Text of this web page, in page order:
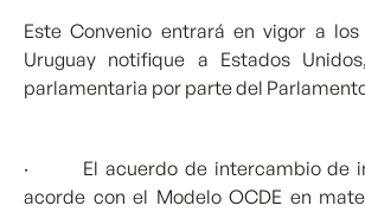
Este Convenio entrará en vigor a
Uruguay notifique a Estados
parlamentaria por parte del
· El acuerdo de intercambio de
acorde con el Modelo OCDE en